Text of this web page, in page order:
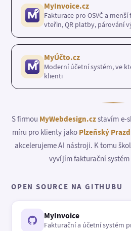
MyInvoice.cz
Fakturace pro OSVČ a
vteřin, QR platby, párování
MyÚčto.cz
Moderní účetní systém, ve
klienti
S firmou MyWebdesign.czstavím e-
míru pro klienty jako Plzeňský
akcelerujeme AI nástroji. K tomu
vyvíjím fakturační systém
OPEN SOURCE NA GITHUBU
MyInvoice
Fakturační a účetní systém